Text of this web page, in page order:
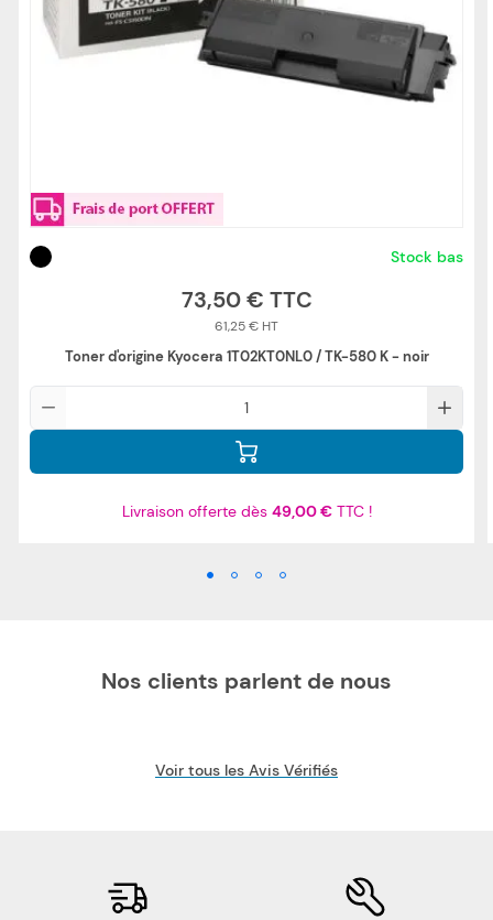
Stock bas
73,50 €
61,25 €
Toner d'origine Kyocera 1T02KT0NL0 / TK-580 K - noir
Livraison offerte dès 49,00 €TTC !
Nos clients parlent de nous
Voir tous les Avis Vérifiés